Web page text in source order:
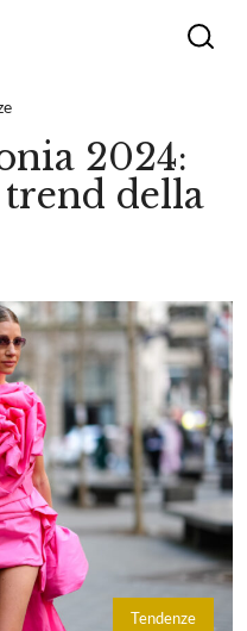
2024:
della
Tendenze